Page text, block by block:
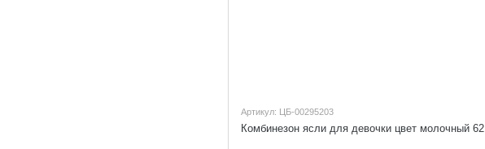
Артикул: ЦБ-00295203
Комбинезон ясли для девочки цвет молочный 62